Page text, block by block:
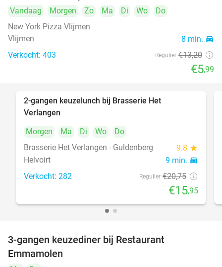
Vandaag Morgen Zo Ma Di Wo
Do
New York Pizza Vlijmen
Vlijmen
8 min. directions_car
Verkocht: 403 Regulier €13,20
€5,99
2-gangen keuzelunch bij Brasserie Het
Verlangen
Morgen
Ma Di Wo
Do
Brasserie Het Verlangen - Guldenberg
9.8 star
Helvoirt 9 min. directions_car
Verkocht: 282 Regulier €20,75
€15,95
3-gangen keuzediner bij Restaurant
Emmamolen